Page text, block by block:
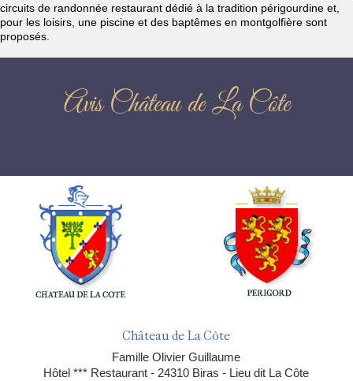
circuits de randonnée restaurant dédié à la tradition périgourdine et,
pour les loisirs, une piscine et des baptêmes en montgolfière sont
proposés.
Avis Château de La Côte
Château de La Côte
Famille Olivier Guillaume
Hôtel *** Restaurant - 24310 Biras - Lieu dit La Côte